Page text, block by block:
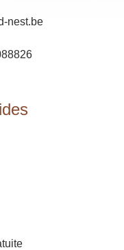
nest.be